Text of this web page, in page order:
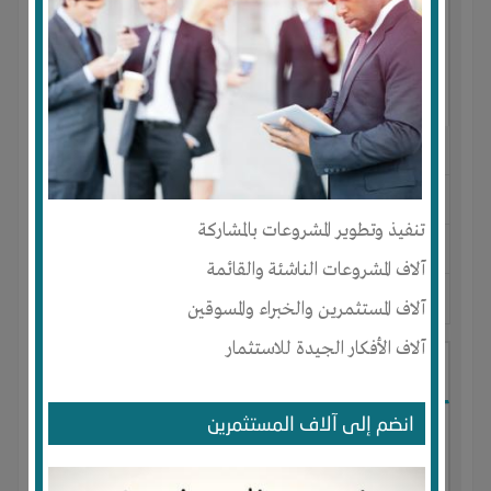
تنفيذ وتطوير المشروعات بالمشاركة
آلاف المشروعات الناشئة والقائمة
آلاف المستثمرين والخبراء والمسوقين
آلاف الأفكار الجيدة للاستثمار
انضم إلى آلاف المستثمرين
النوع :مستحضرات تجميل
العنوان :المغرب-
AGADIR
-سوس
يحتاج إلي : تسويق
آخر نشاط : منذ 9 اشهر عدد الاعضاء : 0 الأعضاء